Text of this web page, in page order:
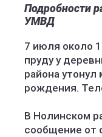
Подробности
УМВД
7 июля около
пруду у
района утонул
рождения.
В Нолинском
сообщение от